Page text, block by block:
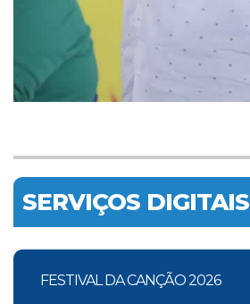
SERVIÇOS DIGITAIS
FESTIVAL DA CANÇÃO 2026